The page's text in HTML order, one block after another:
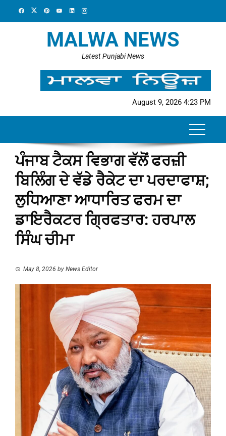
MALWA NEWS
Latest Punjabi News
August 9, 2026 4:23 PM
ਪੰਜਾਬ ਟੈਕਸ ਵਿਭਾਗ ਵੱਲੋਂ ਫਰਜ਼ੀ
ਬਿਲਿੰਗ ਦੇ ਵੱਡੇ ਰੈਕੇਟ ਦਾ ਪਰਦਾਫਾਸ਼;
ਲੁਧਿਆਣਾ ਆਧਾਰਿਤ ਫਰਮ ਦਾ
ਡਾਇਰੈਕਟਰ ਗ੍ਰਿਫਤਾਰ: ਹਰਪਾਲ
ਸਿੰਘ ਚੀਮਾ
May 8, 2026 by News Editor